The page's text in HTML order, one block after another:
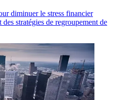
diminuer le stress financier
stratégies de regroupement de